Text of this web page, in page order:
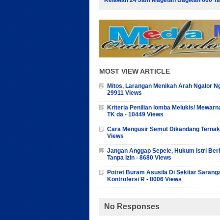
MOST VIEW ARTICLE
Mitos, Larangan Menikah Arah Ngalor
29911 Views
Kriteria Penilian lomba Melukis/
TK da - 10449 Views
Cara Mengusir Semut Dikandang
Views
Jangan Anggap Sepele, Hukum Istri
Tanpa Izin - 8680 Views
Potret Buram Asusila Di Sekitar
Kontrofersi R - 8006 Views
No Responses